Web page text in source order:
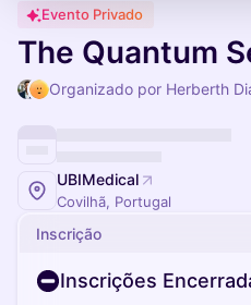
Evento Privado
The Quantum
Organizado por Herberth
UBIMedical
Covilhã, Portugal
Inscrição
Inscrições